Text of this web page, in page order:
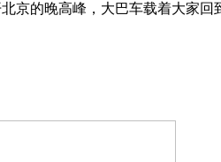
京的晚高峰，大巴车载着大家